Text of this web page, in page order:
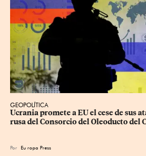
GEOPOLÍTICA
Ucrania promete a EU el cese de sus
rusa del Consorcio del Oleoducto del
Por Eu ropa Press